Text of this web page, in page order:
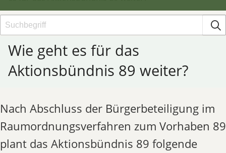
Wie geht es für das
Aktionsbündnis 89 weiter?
Nach Abschluss der Bürgerbeteiligung im
Raumordnungsverfahren zum Vorhaben 89
plant das Aktionsbündnis 89 folgende